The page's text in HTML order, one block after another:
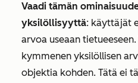
Vaadi tämän
yksilöllisyyttä: käyttäjät
arvoa useaan
kymmenen yksilöllisen
objektia kohden. Tätä ei